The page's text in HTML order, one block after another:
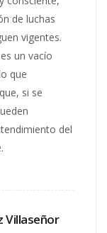
de luchas
vigentes.
un vacío
que
si se
del
Villaseñor